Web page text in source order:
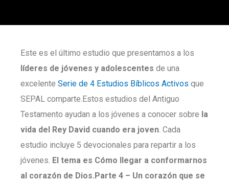
Este es el último estudio que presentamos a los
líderes de jóvenes y adolescentes de una
excelente Serie de 4 Estudios Bíblicos Activos que
SEPAL comparte.Estos estudios del Antiguo
Testamento ayudan a los jóvenes a conocer sobre la
vida del Rey David cuando era joven. Cada
estudio incluye 5 devocionales para repartir a los
jóvenes. El tema es Cómo llegar a conformarnos
al corazón de Dios.Parte 4 – Un corazón que se